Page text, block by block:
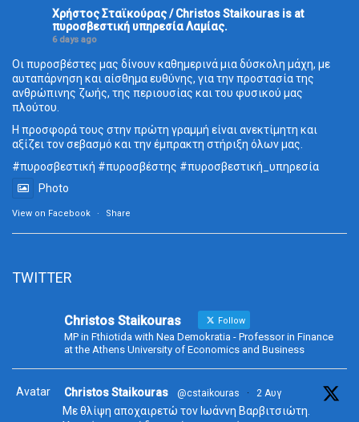
Χρήστος Σταϊκούρας / Christos Staikouras is at
πυροσβεστική υπηρεσία Λαμίας.
6 days ago
Οι πυροσβέστες μας δίνουν καθημερινά μια δύσκολη μάχη, με
αυταπάρνηση και αίσθημα ευθύνης, για την προστασία της
ανθρώπινης ζωής, της περιουσίας και του φυσικού μας
πλούτου.
Η προσφορά τους στην πρώτη γραμμή είναι ανεκτίμητη και
αξίζει τον σεβασμό και την έμπρακτη στήριξη όλων μας.
#πυροσβεστική #πυροσβέστης #πυροσβεστική_ υπηρεσία
Photo
View on Facebook · Share
TWITTER
Christos Staikouras Follow
MP in Fthiotida with Nea Demokratia - Professor in Finance
at the Athens University of Economics and Business
Avatar Christos Staikouras @cstaikouras · 2 Αυγ
Με θλίψη αποχαιρετώ τον Ιωάννη Βαρβιτσιώτη.